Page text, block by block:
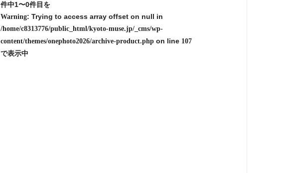
件中1〜0件目を
Warning: Trying to access array offset on null in
/home/c8313776/public_html/kyoto-muse.jp/_cms/wp-
content/themes/onephoto2026/archive-product.phpon line 107
で表示中